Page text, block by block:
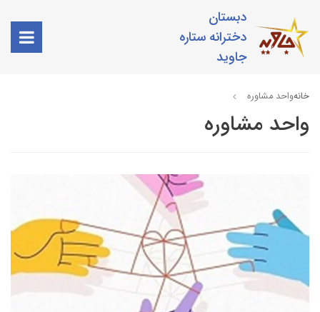
دبستان
دخترانه ستاره
جاوید
خانهواحد مشاوره
واحد مشاوره